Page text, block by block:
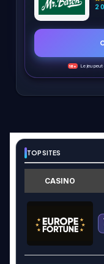
2
18+ Le jeu peut
TOP SITES
CASINO